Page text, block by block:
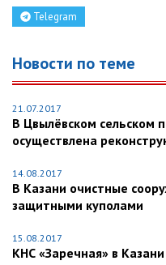
Telegram
Новости по теме
21.07.2017
В Цвылёвском сельском
осуществлена
14.08.2017
В Казани очистные
защитными куполами
15.08.2017
КНС «Заречная» в